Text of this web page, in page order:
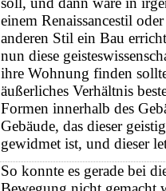
einem Renais­sancestil
anderen Stil ein Bau
nun diese
ihre Wohnung finden
äußerliches Verhältnis
Formen innerhalb des
Gebäude, das dieser
gewidmet ist, und dieser
So konnte es gerade bei